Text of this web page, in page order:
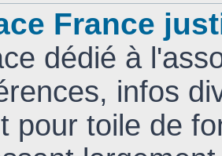
France
dédié à
infos
pour toile de